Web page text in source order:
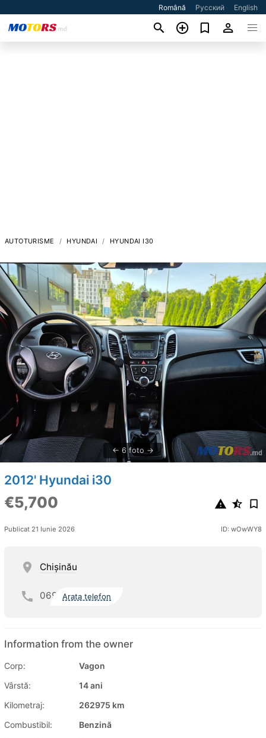
Română Русский English
AUTOTURISME HYUNDAI HYUNDAI I30
6 foto
2012' Hyundai i30
€5,700
Publicat 21 Iunie 2026 ID: wOwWY8
Chişinău
069 Arata telefon
Information from the owner
Corp:
Vagon
Vârstă:
14 ani
Kilometraj:
262975 km
Combustibil:
Benzină